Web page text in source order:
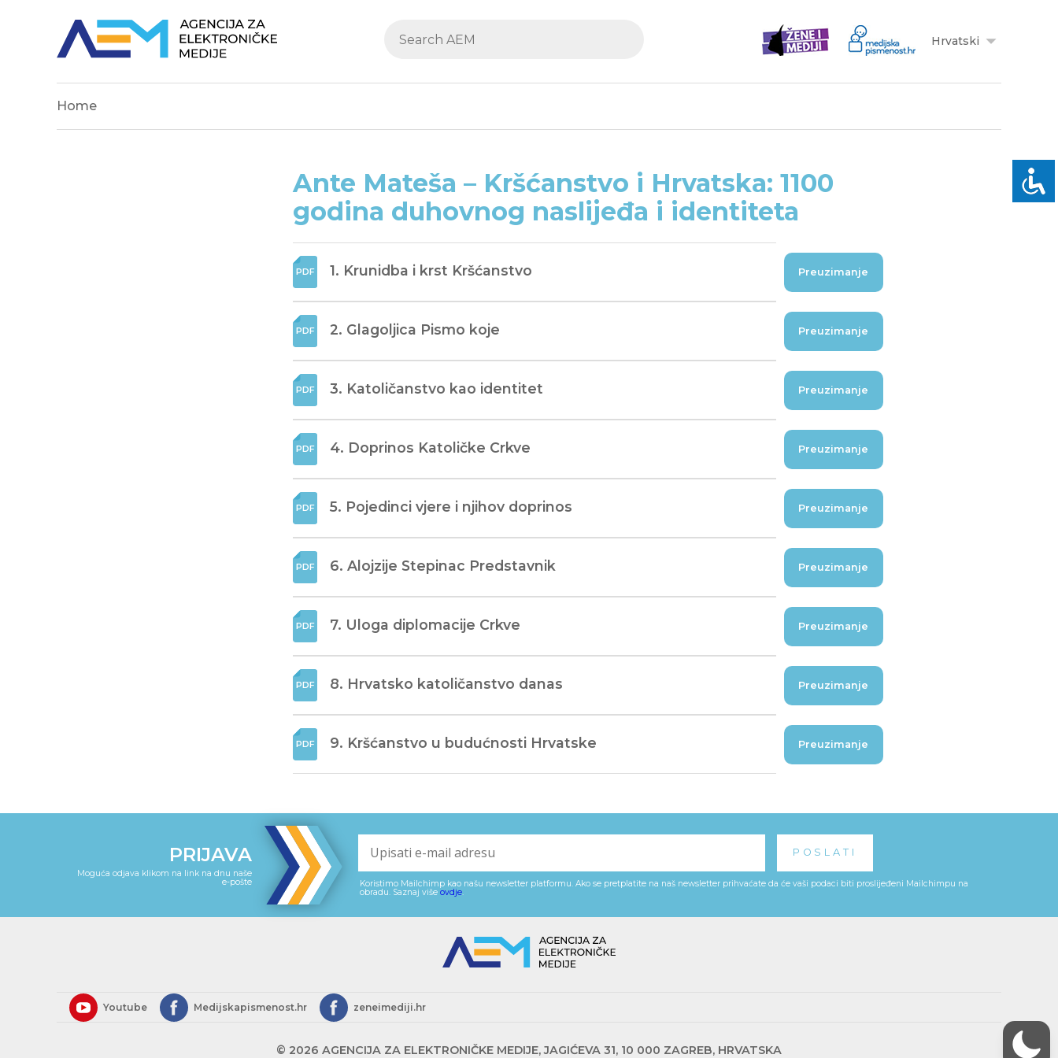
Hrvatski
Home
Ante Mateša – Kršćanstvo i Hrvatska: 1100
godina duhovnog naslijeđa i identiteta
1. Krunidba i krst Kršćanstvo Preuzimanje
2. Glagoljica Pismo koje Preuzimanje
3. Katoličanstvo kao identitet Preuzimanje
4. Doprinos Katoličke Crkve Preuzimanje
5. Pojedinci vjere i njihov doprinos Preuzimanje
6. Alojzije Stepinac Predstavnik Preuzimanje
7. Uloga diplomacije Crkve Preuzimanje
8. Hrvatsko katoličanstvo danas Preuzimanje
9. Kršćanstvo u budućnosti Hrvatske Preuzimanje
PRIJAVA
Moguća odjava klikom na link na dnu naše
e-pošte
Koristimo Mailchimp kao našu newsletter platformu. Ako se pretplatite na naš newsletter prihvaćate da će vaši podaci biti proslijeđeni Mailchimpu na
obradu. Saznaj više ovdje.
Youtube Medijskapismenost.hr zeneimediji.hr
© 2026 AGENCIJA ZA ELEKTRONIČKE MEDIJE, JAGIĆEVA 31, 10 000 ZAGREB, HRVATSKA